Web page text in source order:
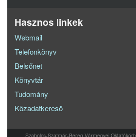
Hasznos linkek
Webmail
Telefonkönyv
Belsőnet
Könyvtár
Tudomány
Közadatkereső
Szabolcs-Szatmár-Bereg Vármegyei